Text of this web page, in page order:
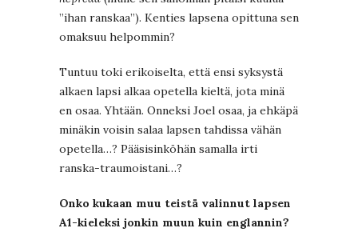
”ihan ranskaa”). Kenties lapsena opittuna sen
omaksuu helpommin?
Tuntuu toki erikoiselta, että ensi syksystä
alkaen lapsi alkaa opetella kieltä, jota minä
en osaa. Yhtään. Onneksi Joel osaa, ja ehkäpä
minäkin voisin salaa lapsen tahdissa vähän
opetella…? Pääsisinköhän samalla irti
ranska-traumoistani…?
Onko kukaan muu teistä valinnut lapsen
A1-kieleksi jonkin muun kuin englannin?